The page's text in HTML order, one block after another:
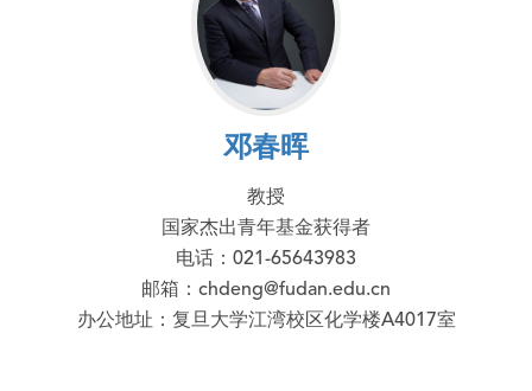
邓春晖
教授
国家杰出青年基金获得者
电话：021-65643983
邮箱：chdeng@fudan.edu.cn
办公地址：复旦大学江湾校区化学楼A4017室